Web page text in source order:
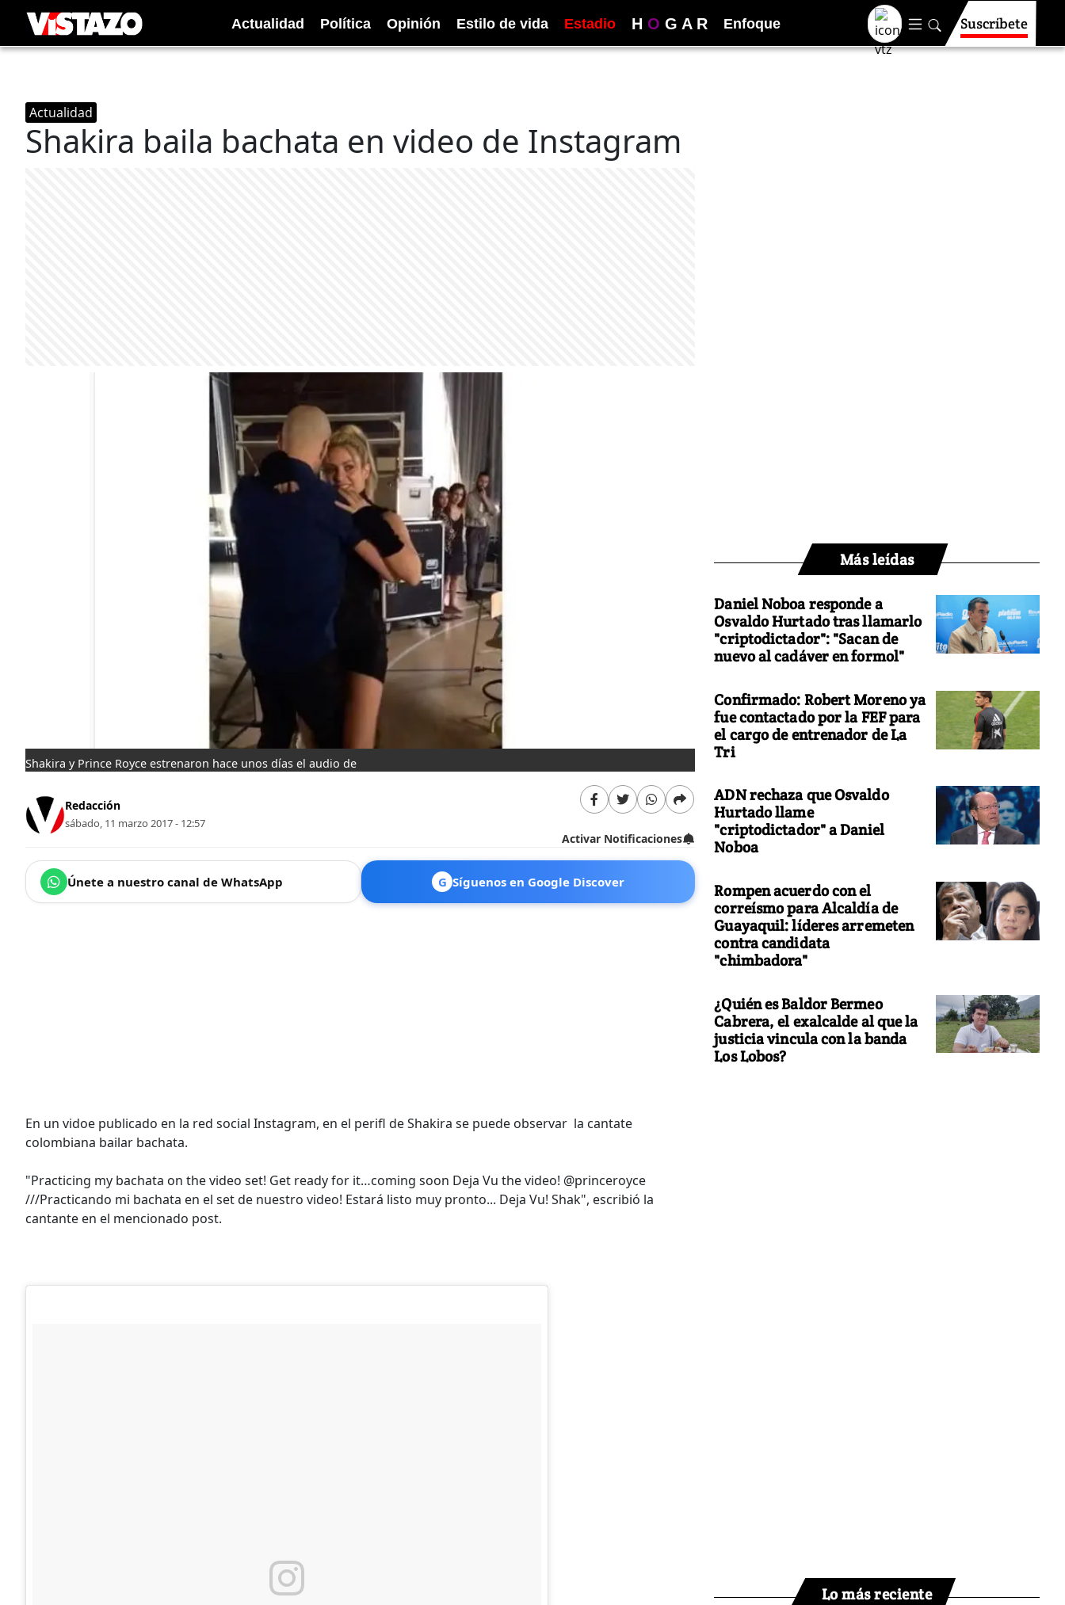
Actualidad Política Opinión Estilo de vida Estadio H O G A R Enfoque Suscríbete
Actualidad
Shakira baila bachata en video de Instagram
Shakira y Prince Royce estrenaron hace unos días el audio de
Redacción
sábado, 11 marzo 2017 - 12:57
Activar Notificaciones
Únete a nuestro canal de WhatsApp G Síguenos en Google Discover
En un vidoe publicado en la red social Instagram, en el perifl de Shakira se puede observar la cantate
colombiana bailar bachata.
"Practicing my bachata on the video set! Get ready for it…coming soon Deja Vu the video! @princeroyce
///Practicando mi bachata en el set de nuestro video! Estará listo muy pronto... Deja Vu! Shak", escribió la
cantante en el mencionado post.
Más leídas
Daniel Noboa responde a
Osvaldo Hurtado tras llamarlo
"criptodictador": "Sacan de
nuevo al cadáver en formol"
Confirmado: Robert Moreno ya
fue contactado por la FEF para
el cargo de entrenador de La
Tri
ADN rechaza que Osvaldo
Hurtado llame
"criptodictador" a Daniel
Noboa
Rompen acuerdo con el
correísmo para Alcaldía de
Guayaquil: líderes arremeten
contra candidata
"chimbadora"
¿Quién es Baldor Bermeo
Cabrera, el exalcalde al que la
justicia vincula con la banda
Los Lobos?
Lo más reciente